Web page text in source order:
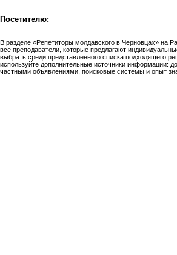
Посетителю:
В разделе «Репетиторы молдавского в Черновцах» на
все преподаватели, которые предлагают
выбрать среди представленного списка подходящего
используйте дополнительные источники информации:
частными объявлениями, поисковые системы и опыт